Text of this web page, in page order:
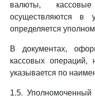
валюты,
осуществляются в
определяется
В документах,
кассовых операций,
указывается по
1.5.